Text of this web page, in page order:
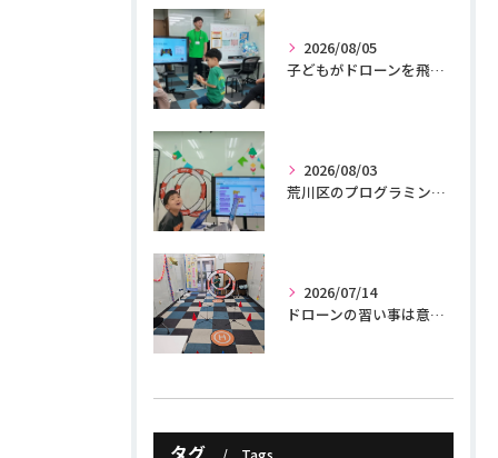
2026/08/05
子どもがドローンを飛ばすのは違法？100g未満のルールと親が知るべき5つの安全対策
2026/08/03
荒川区のプログラミング教室｜ドローンで学ぶ小学生の習い事
2026/07/14
ドローンの習い事は意味ある？子どもに身につく5つの力を現役講師が解説
タグ